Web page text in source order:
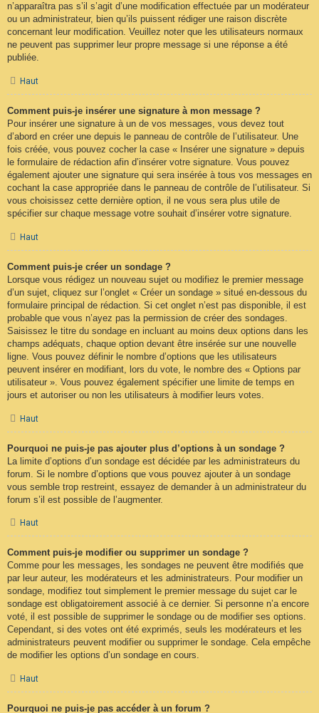
n’apparaîtra pas s’il s’agit d’une modification effectuée par un modérateur
ou un administrateur, bien qu’ils puissent rédiger une raison discrète
concernant leur modification. Veuillez noter que les utilisateurs normaux
ne peuvent pas supprimer leur propre message si une réponse a été
publiée.
Haut
Comment puis-je insérer une signature à mon message ?
Pour insérer une signature à un de vos messages, vous devez tout
d’abord en créer une depuis le panneau de contrôle de l’utilisateur. Une
fois créée, vous pouvez cocher la case « Insérer une signature » depuis
le formulaire de rédaction afin d’insérer votre signature. Vous pouvez
également ajouter une signature qui sera insérée à tous vos messages en
cochant la case appropriée dans le panneau de contrôle de l’utilisateur. Si
vous choisissez cette dernière option, il ne vous sera plus utile de
spécifier sur chaque message votre souhait d’insérer votre signature.
Haut
Comment puis-je créer un sondage ?
Lorsque vous rédigez un nouveau sujet ou modifiez le premier message
d’un sujet, cliquez sur l’onglet « Créer un sondage » situé en-dessous du
formulaire principal de rédaction. Si cet onglet n’est pas disponible, il est
probable que vous n’ayez pas la permission de créer des sondages.
Saisissez le titre du sondage en incluant au moins deux options dans les
champs adéquats, chaque option devant être insérée sur une nouvelle
ligne. Vous pouvez définir le nombre d’options que les utilisateurs
peuvent insérer en modifiant, lors du vote, le nombre des « Options par
utilisateur ». Vous pouvez également spécifier une limite de temps en
jours et autoriser ou non les utilisateurs à modifier leurs votes.
Haut
Pourquoi ne puis-je pas ajouter plus d’options à un sondage ?
La limite d’options d’un sondage est décidée par les administrateurs du
forum. Si le nombre d’options que vous pouvez ajouter à un sondage
vous semble trop restreint, essayez de demander à un administrateur du
forum s’il est possible de l’augmenter.
Haut
Comment puis-je modifier ou supprimer un sondage ?
Comme pour les messages, les sondages ne peuvent être modifiés que
par leur auteur, les modérateurs et les administrateurs. Pour modifier un
sondage, modifiez tout simplement le premier message du sujet car le
sondage est obligatoirement associé à ce dernier. Si personne n’a encore
voté, il est possible de supprimer le sondage ou de modifier ses options.
Cependant, si des votes ont été exprimés, seuls les modérateurs et les
administrateurs peuvent modifier ou supprimer le sondage. Cela empêche
de modifier les options d’un sondage en cours.
Haut
Pourquoi ne puis-je pas accéder à un forum ?